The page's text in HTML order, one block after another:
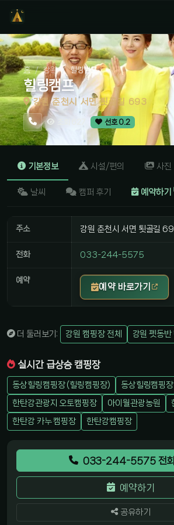
홈 강원 힐링캠프
힐링캠프
강원 춘천시 서면 툇골길 693
선호 0.2
기본정보 시설/편의 사진
날씨 캠퍼 후기 예약하기
주소 강원 춘천시 서면 툇골길
전화 033-244-5575
예약
예약 바로가기
더 둘러보기: 강원 캠핑장 전체 강원 펫동반
실시간 급상승 캠핑장
동상힐링캠핑장 (힐링캠핑장) 동상힐링캠핑장
한탄강관광지 오토캠핑장
아이월관광농원
한탄강 카누 캠핑장
한탄강캠핑장
033-244-5575 전화
예약하기
공유하기